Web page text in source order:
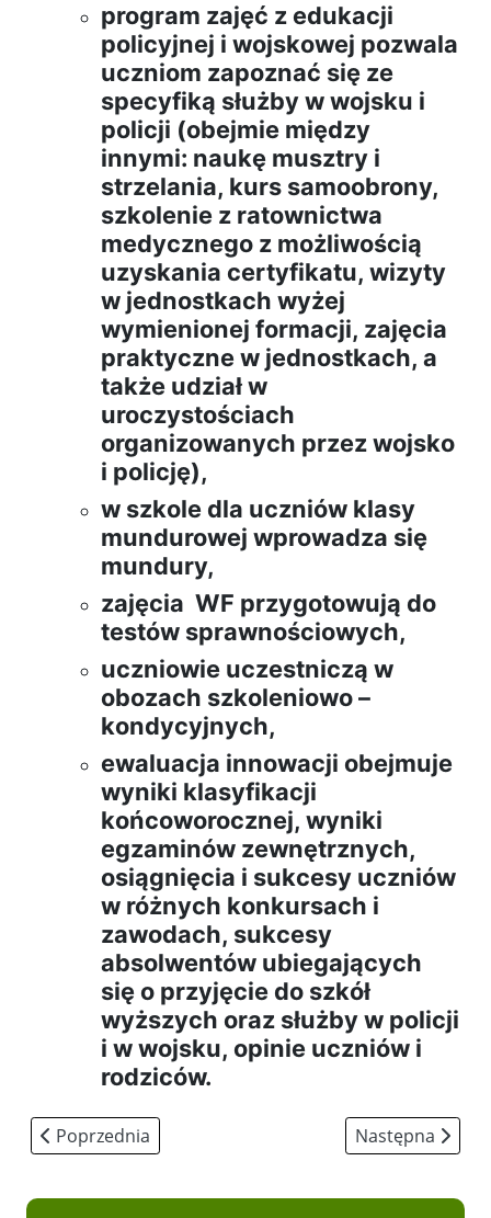
program zajęć z edukacji
policyjnej i wojskowej pozwala
uczniom zapoznać się ze
specyfiką służby w wojsku i
policji (obejmie między
innymi: naukę musztry i
strzelania, kurs samoobrony,
szkolenie z ratownictwa
medycznego z możliwością
uzyskania certyfikatu, wizyty
w jednostkach wyżej
wymienionej formacji, zajęcia
praktyczne w jednostkach, a
także udział w
uroczystościach
organizowanych przez wojsko
i policję),
w szkole dla uczniów klasy
mundurowej wprowadza się
mundury,
zajęcia WF przygotowują do
testów sprawnościowych,
uczniowie uczestniczą w
obozach szkoleniowo –
kondycyjnych,
ewaluacja innowacji obejmuje
wyniki klasyfikacji
końcoworocznej, wyniki
egzaminów zewnętrznych,
osiągnięcia i sukcesy uczniów
w różnych konkursach i
zawodach, sukcesy
absolwentów ubiegających
się o przyjęcie do szkół
wyższych oraz służby w policji
i w wojsku, opinie uczniów i
rodziców.
Poprzednia strona: Aktywna tablica
Poprzednia Następna
Następna